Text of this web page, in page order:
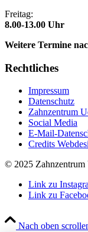
Freitag:
8.00-13.00 Uhr
Weitere Termine
Rechtliches
Impressum
Datenschutz
Zahnzentrum
Social Media
E-Mail-
Credits
© 2025 Zahnzentrum
Link zu
Link zu
Nach oben